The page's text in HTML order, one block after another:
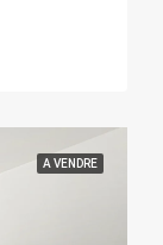
A VENDRE